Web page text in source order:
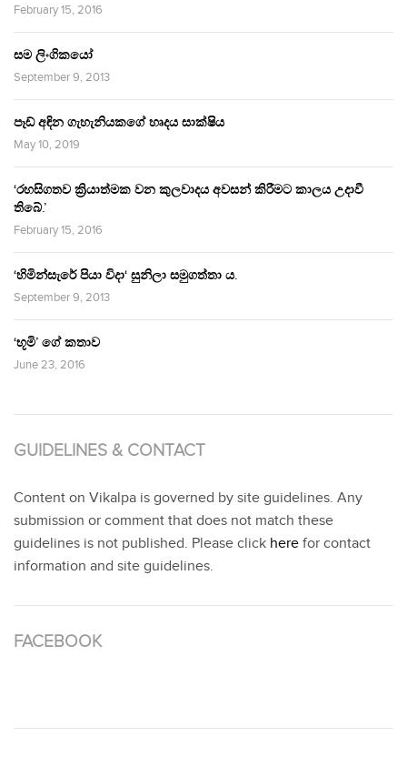
February 15, 2016
සම ලිංගිකයෝ
September 9, 2013
පෑඩ් අඳින ගැහැනියකගේ හෘදය සාක්ෂිය
May 10, 2019
‘රහසිගතව ක්‍රියාත්මක වන කුලවාදය අවසන් කිරීමට කාලය උදාවී
තිබේ.’
February 15, 2016
‘හිමින්සැරේ පියා විදා‘ සුනිලා සමුගත්තා ය.
September 9, 2013
‘භූමි’ ගේ කතාව
June 23, 2016
GUIDELINES & CONTACT
Content on Vikalpa is governed by site guidelines. Any
submission or comment that does not match these
guidelines is not published. Please click here for contact
information and site guidelines.
FACEBOOK